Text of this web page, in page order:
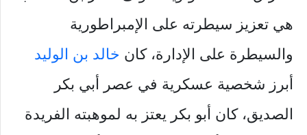
هي تعزيز سيطرته على الإمبراطورية
والسيطرة على الإدارة، كان خالد بن الوليد
أبرز شخصية عسكرية في عصر أبي بكر
الصديق، كان أبو بكر يعتز به لموهبته الفريدة